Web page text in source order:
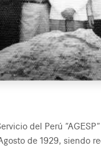
del Perú
de 1929, siendo